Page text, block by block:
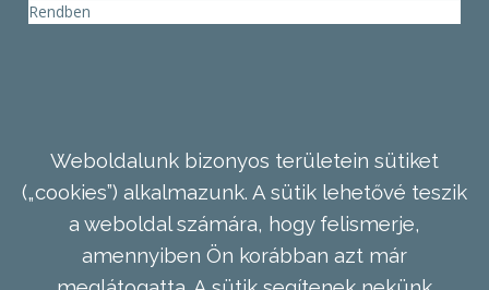
Rendben
Weboldalunk bizonyos területein sütiket
(„cookies”) alkalmazunk. A sütik lehetővé teszik
a weboldal számára, hogy felismerje,
amennyiben Ön korábban azt már